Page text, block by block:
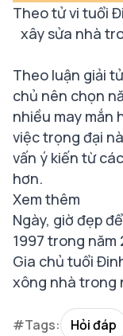
Theo tử vi tuổi
xây sửa nhà
Theo luận giải
chủ nên chọn
nhiều may mắn
việc trọng đại
vấn ý kiến từ
hơn.
Xem thêm
Ngày, giờ đẹp
1997 trong năm
Gia chủ tuổi
xông nhà trong
#Tags: Hỏi đáp